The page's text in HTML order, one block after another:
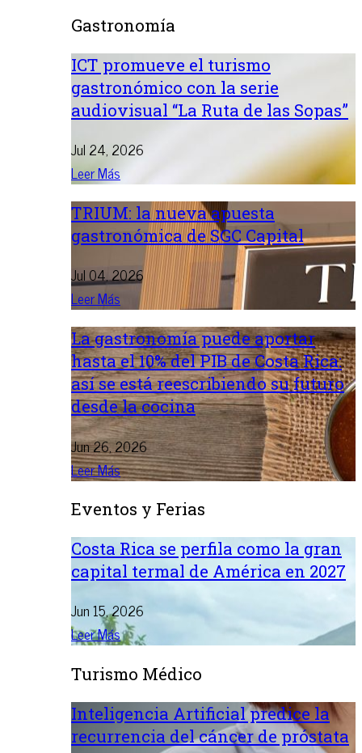
Gastronomía
ICT promueve el turismo
gastronómico con la serie
audiovisual “La Ruta de las Sopas”
Jul 24, 2026
Leer Más
TRIUM: la nueva apuesta
gastronómica de SGC Capital
Jul 04, 2026
Leer Más
La gastronomía puede aportar
hasta el 10% del PIB de Costa Rica:
así se está reescribiendo su futuro
desde la cocina
Jun 26, 2026
Leer Más
Eventos y Ferias
Costa Rica se perfila como la gran
capital termal de América en 2027
Jun 15, 2026
Leer Más
Turismo Médico
Inteligencia Artificial predice la
recurrencia del cáncer de próstata